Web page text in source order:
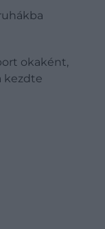
okaként,
kezdte